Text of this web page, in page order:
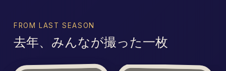
FROM LAST SEASON
去年、みんなが撮った一枚